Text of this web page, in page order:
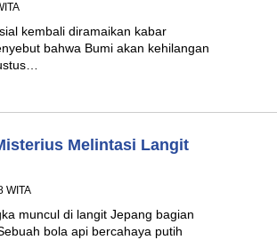
kembali diramaikan kabar
bahwa Bumi akan kehilangan
Melintasi Langit
WITA
muncul di langit Jepang bagian
bola api bercahaya putih